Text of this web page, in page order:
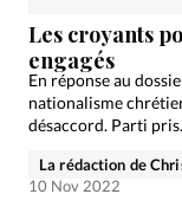
Les croyants
engagés
En réponse au
nationalisme
désaccord. Parti pris.
La rédaction de
10 Nov 2022